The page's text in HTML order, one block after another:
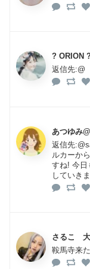
? ORION
返信先:@
あつゆみ
返信先
ルカーか
すね! 今日
していき
さるこ 大
鞍馬寺来